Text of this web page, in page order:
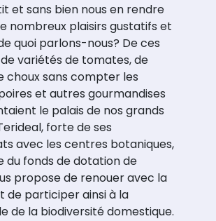
et sans bien nous en rendre
nombreux plaisirs gustatifs et
quoi parlons-nous? De ces
variétés de tomates, de
choux sans compter les
et autres gourmandises
le palais de nos grands
forte de ses
avec les centres botaniques,
du fonds de dotation de
propose de renouer avec la
de participer ainsi à la
de la biodiversité domestique.